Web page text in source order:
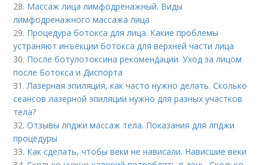
28. Массаж лица лимфодренажный. Виды
лимфодренажного массажа лица
29. Процедура ботокса для лица. Какие проблемы
устраняют инъекции ботокса для верхней части лица
30. После ботулотоксина рекомендации. Уход за лицом
после Ботокса и Диспорта
31.Лазерная эпиляция, как часто нужно делать. Сколько
сеансов лазерной эпиляции нужно для разных участков
тела?
32.Отзывы лпджи массаж тела. Показания для лпджи
процедуры
33. Как сделать, чтобы веки не нависали. Нависшие веки